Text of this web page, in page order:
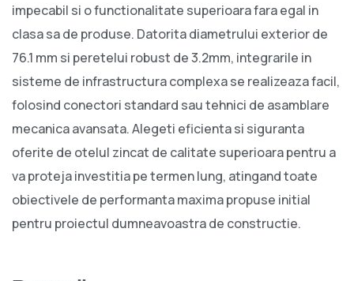
impecabil si o functionalitate superioara fara egal in
clasa sa de produse. Datorita diametrului exterior de
76.1 mm si peretelui robust de 3.2mm, integrarile in
sisteme de infrastructura complexa se realizeaza facil,
folosind conectori standard sau tehnici de asamblare
mecanica avansata. Alegeti eficienta si siguranta
oferite de otelul zincat de calitate superioara pentru a
va proteja investitia pe termen lung, atingand toate
obiectivele de performanta maxima propuse initial
pentru proiectul dumneavoastra de constructie.